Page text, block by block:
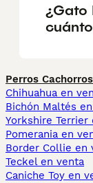
¿Gato
Perros
Chihuahua en
Bichón Maltés
Yorkshire Terrier
Pomerania en
Border Collie en
Teckel en venta
Caniche Toy en